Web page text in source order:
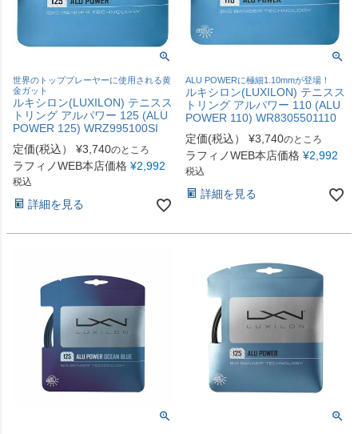
世界のトッププレーヤーに使用される黄
金ガット
ルキシロン(LUXILON) テニスス
トリング アルパワー 125 (ALU
POWER 125) WRZ995100SI
定価(税込）
¥3,740のところ
ラフィノWEB本店価格 ¥2,992
税込
詳細を見る
ALU POWERに極細1.10mmが登場！
ルキシロン(LUXILON) テニスス
トリング アルパワー 110 (ALU
POWER 110) WR8305501110
定価(税込）
¥3,740のところ
ラフィノWEB本店価格 ¥2,992
税込
詳細を見る